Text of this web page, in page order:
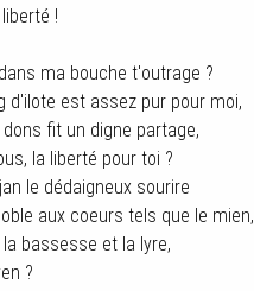
!
ma bouche t'outrage ?
d'ilote est assez pur pour moi,
fit un digne partage,
la liberté pour toi ?
le dédaigneux sourire
aux coeurs tels que le mien,
bassesse et la lyre,
?